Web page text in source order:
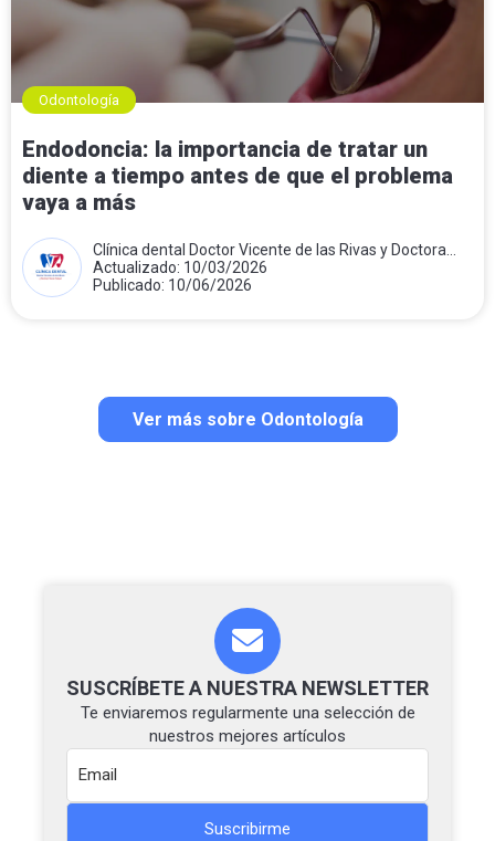
Odontología
Endodoncia: la importancia de tratar un
diente a tiempo antes de que el problema
vaya a más
Clínica dental Doctor Vicente de las Rivas y Doctora
Teresa Folqué
Actualizado: 10/03/2026
Publicado: 10/06/2026
Ver más sobre Odontología
SUSCRÍBETE A NUESTRA NEWSLETTER
Te enviaremos regularmente una selección de
nuestros mejores artículos